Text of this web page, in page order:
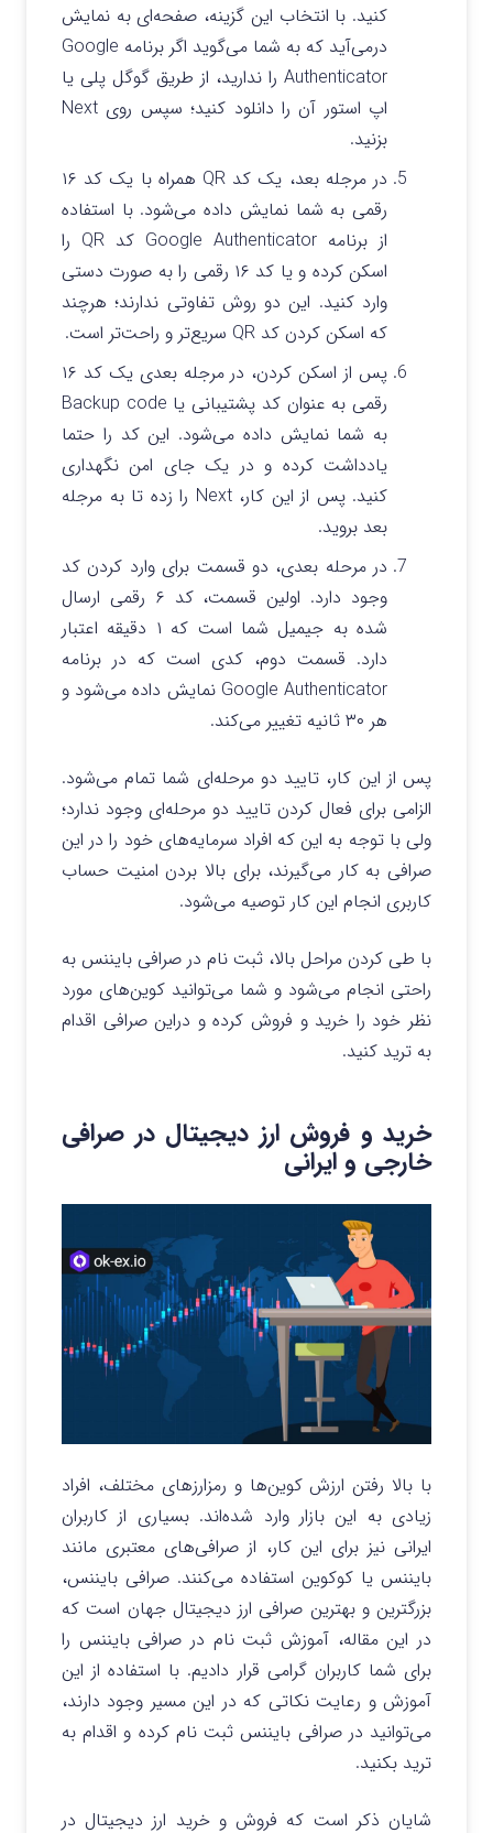
کنید. با انتخاب این گزینه، صفحه‌ای به نمایش
درمی‌آید که به شما می‌گوید اگر برنامه Google
Authenticator را ندارید، از طریق گوگل پلی یا
اپ استور آن را دانلود کنید؛‌ سپس روی Next
بزنید.
در مرجله بعد، یک کد QR همراه با یک کد ۱۶
رقمی به شما نمایش داده می‌شود. با استفاده
از برنامه Google Authenticator کد QR را
اسکن کرده و یا کد ۱۶ رقمی را به صورت دستی
وارد کنید. این دو روش تفاوتی ندارند؛ هرچند
که اسکن کردن کد QR سریع‌تر و راحت‌تر است.
پس از اسکن کردن، در مرجله بعدی یک کد ۱۶
رقمی به عنوان کد پشتیبانی یا Backup code
به شما نمایش داده می‌شود. این کد را حتما
یادداشت کرده و در یک جای امن نگهداری
کنید. پس از این کار، Next‌ را زده تا به مرجله
بعد بروید.
در مرحله بعدی، دو قسمت برای وارد کردن کد
وجود دارد. اولین قسمت، کد ۶ رقمی ارسال
شده به جیمیل شما است که ۱ دقیقه اعتبار
دارد. قسمت دوم، کدی است که در برنامه
Google Authenticator نمایش داده می‌شود و
هر ۳۰ ثانیه تغییر می‌کند.
پس از این کار، تایید دو مرحله‌ای شما تمام می‌شود.
الزامی برای فعال کردن تایید دو مرحله‌ای وجود ندارد؛
ولی با توجه به این که افراد سرمایه‌های خود را در این
صرافی به کار می‌گیرند، برای بالا بردن امنیت حساب
کاربری انجام این کار توصیه می‌شود.
با طی کردن مراحل بالا، ثبت نام در صرافی بایننس به
راحتی انجام می‌شود و شما می‌توانید کوین‌های مورد
نظر خود را خرید و فروش کرده و دراین صرافی اقدام
به ترید کنید.
خرید و فروش ارز دیجیتال در صرافی
خارجی و ایرانی
با بالا رفتن ارزش کوین‌ها و رمزارزهای مختلف، افراد
زیادی به این بازار وارد شده‌اند. بسیاری از کاربران
ایرانی نیز برای این کار، از صرافی‌های معتبری مانند
بایننس یا کوکوین استفاده می‌کنند. صرافی بایننس،
بزرگترین و بهترین صرافی ارز دیجیتال جهان است که
در این مقاله، آموزش ثبت نام در صرافی بایننس را
برای شما کاربران گرامی قرار دادیم. با استفاده از این
آموزش و رعایت نکاتی که در این مسیر وجود دارند،
می‌توانید در صرافی بایننس ثبت نام کرده و اقدام به
ترید بکنید.
شایان ذکر است که فروش و خرید ارز دیجیتال در